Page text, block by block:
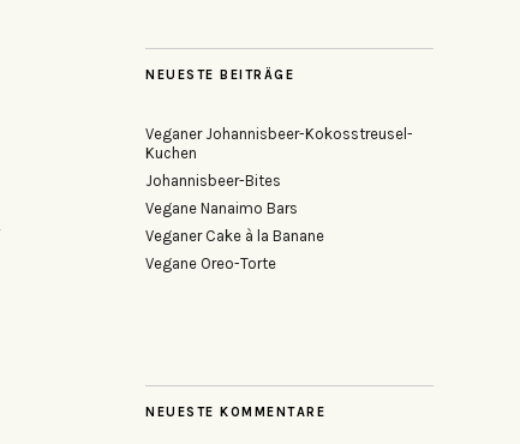
NEUESTE BEITRÄGE
Veganer Johannisbeer-Kokosstreusel-
Kuchen
Johannisbeer-Bites
Vegane Nanaimo Bars
Veganer Cake à la Banane
Vegane Oreo-Torte
NEUESTE KOMMENTARE